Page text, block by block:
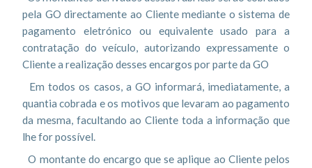
pela GO directamente ao Cliente mediante o sistema de
pagamento eletrónico ou equivalente usado para a
contratação do veículo, autorizando expressamente o
Cliente a realização desses encargos por parte da GO
Em todos os casos, a GO informará, imediatamente, a
quantia cobrada e os motivos que levaram ao pagamento
da mesma, facultando ao Cliente toda a informação que
lhe for possível.
O montante do encargo que se aplique ao Cliente pelos